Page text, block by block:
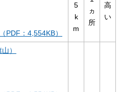
（PDF：4,554KB）
5
k
m
ヵ
所
高
い
）